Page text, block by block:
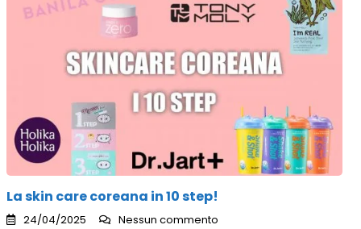
La skin care coreana in 10 step!
24/04/2025 Nessun commento